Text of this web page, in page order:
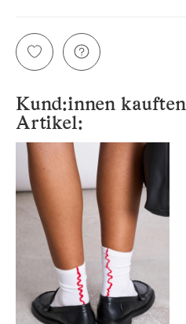
Kund:innen
Artikel: